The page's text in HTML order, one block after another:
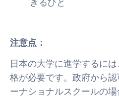
きるひと
注意点：
日本の大学に進学するに
格が必要です。政府から
ーナショナルスクールの